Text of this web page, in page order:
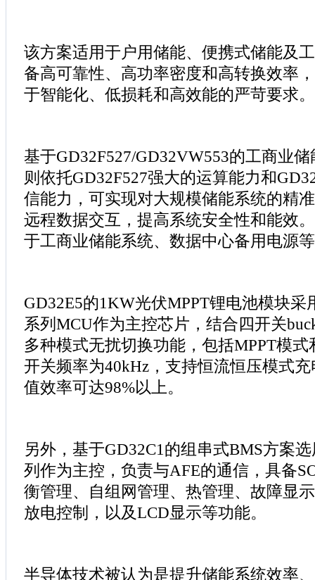
该方案适用于户用储能、便携式储能及
备高可靠性、高功率密度和高转换效率
于智能化、低损耗和高效能的严苛要求。
基于GD32F527/GD32VW553的工商业
则依托GD32F527强大的运算能力和
信能力，可实现对大规模储能系统的精
远程数据交互，提高系统安全性和能效
于工商业储能系统、数据中心备用电源
GD32E5的1KW光伏MPPT锂电池模块采
系列MCU作为主控芯片，结合四开关
多种模式无扰切换功能，包括MPPT模
开关频率为40kHz，支持恒流恒压模式
值效率可达98%以上。
另外，基于GD32C1的组串式BMS方案
列作为主控，负责与AFE的通信，具备
衡管理、自组网管理、热管理、故障显
放电控制，以及LCD显示等功能。
半导体技术被认为是提升储能系统效率